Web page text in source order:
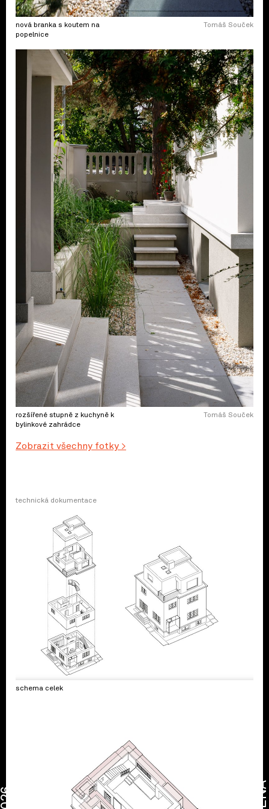
nová branka s koutem na
popelnice
Tomáš Souček
rozšířené stupně z kuchyně k
bylinkové zahrádce
Tomáš Souček
Zobrazit všechny fotky >
technická dokumentace
schema celek
2026 CENA